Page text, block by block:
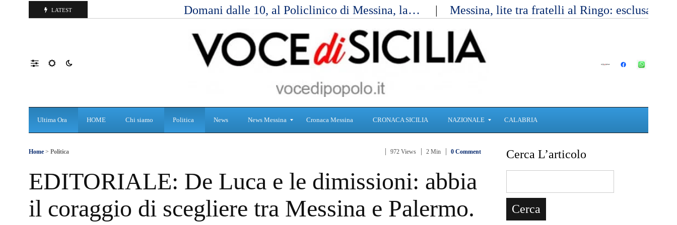
LATEST Domani dalle 10, al Policlinico di Messina, la… Messina, lite tra fratelli al Ringo: esclusa
Ultima Ora HOME Chi siamo Politica News News Messina
n
à
Cronaca Messina CRONACA SICILIA NAZIONALE
o
n
c
a
CALABRIA
Home > Politica 972 Views 2 Min 0 Comment
EDITORIALE: De Luca e le dimissioni: abbia
il coraggio di scegliere tra Messina e Palermo.
Cerca L’articolo